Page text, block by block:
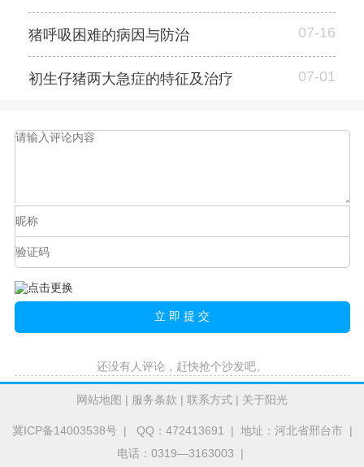
猪呼吸困难的病因与防治 07-16
初生仔猪两大急症的特征及治疗 07-01
还没有人评论，赶快抢个沙发吧。
网站地图 | 服务条款 | 联系方式 | 关于阳光
冀ICP备14003538号| QQ：472413691 | 地址：河北省邢台市 |
电话：0319—3163003 |